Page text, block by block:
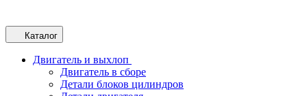
Каталог
Двигатель и выхлоп
Двигатель в сборе
Детали блоков цилиндров